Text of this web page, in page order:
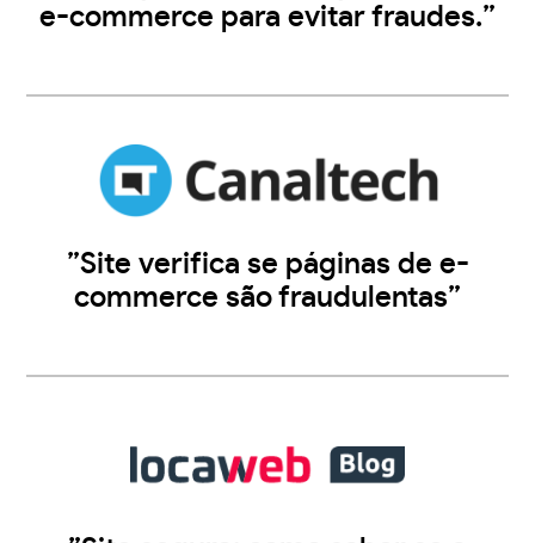
e-commerce para evitar fraudes.”
”Site verifica se páginas de e-
commerce são fraudulentas”